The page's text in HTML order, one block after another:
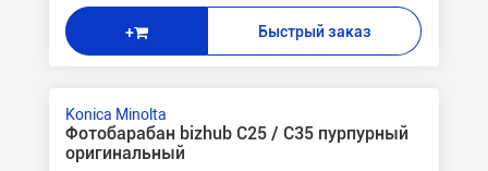
+ Быстрый заказ
Konica Minolta
Фотобарабан bizhub C25 / C35 пурпурный
оригинальный